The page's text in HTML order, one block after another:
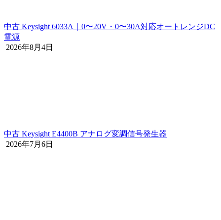
中古 Keysight 6033A｜0〜20V・0〜30A対応オートレンジDC
電源
2026年8月4日
中古 Keysight E4400B アナログ変調信号発生器
2026年7月6日